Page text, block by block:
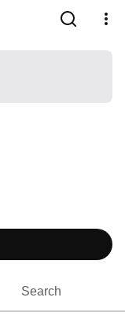
Search